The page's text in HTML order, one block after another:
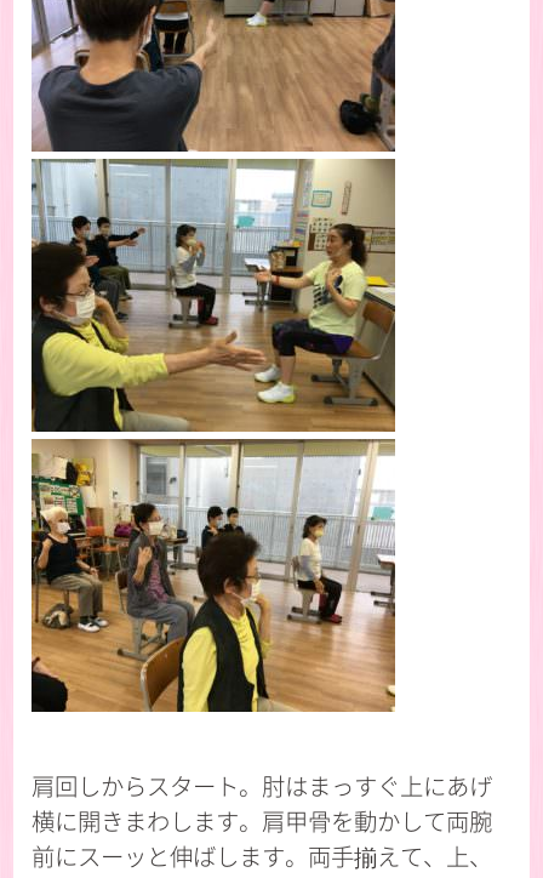
肩回しからスタート。肘はまっすぐ上にあげ
横に開きまわします。肩甲骨を動かして両腕
前にスーッと伸ばします。両手揃えて、上、